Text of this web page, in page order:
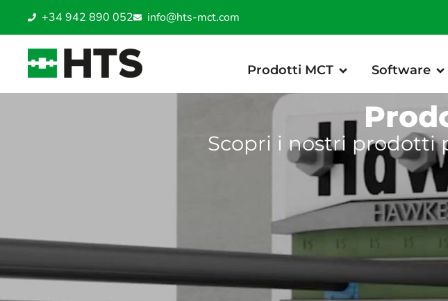
+34 942 890 052 info@hts-mct.com
Prodotti MCT Software
Scopri i nostri prodotti